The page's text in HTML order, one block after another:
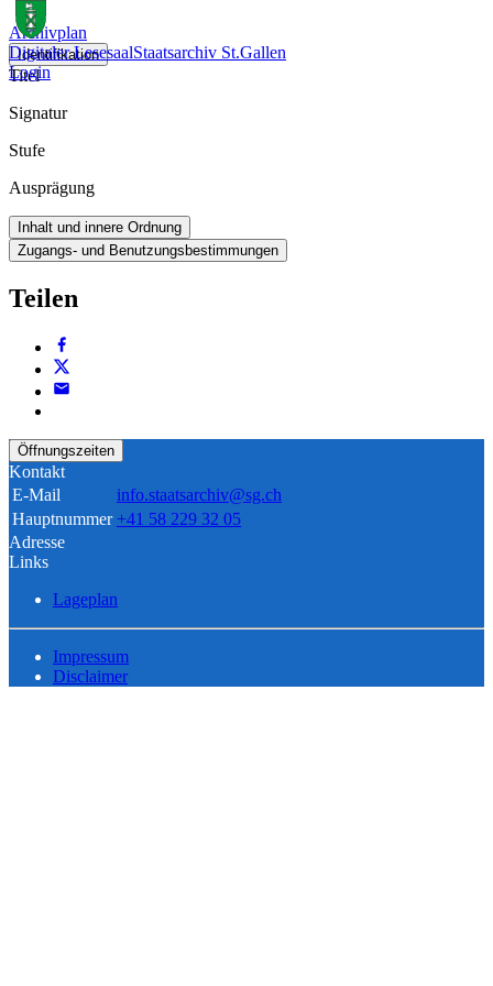
Digitaler LesesaalStaatsarchiv St.Gallen
Login
Archivplan
Identifikation
Titel
Signatur
Stufe
Ausprägung
Inhalt und innere Ordnung
Zugangs- und Benutzungsbestimmungen
Teilen
Öffnungszeiten
Kontakt
E-Mail
info.staatsarchiv@sg.ch
Hauptnummer +41 58 229 32 05
Adresse
Links
Lageplan
Impressum
Disclaimer